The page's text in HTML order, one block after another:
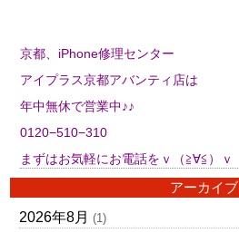
京都、iPhone修理センター
アイプラス京都アバンティ店は
年中無休で営業中♪♪
0120−510−310
まずはお気軽にお電話をｖ（≧∀≦）ｖ
アーカイブ
2026年8月 (1)